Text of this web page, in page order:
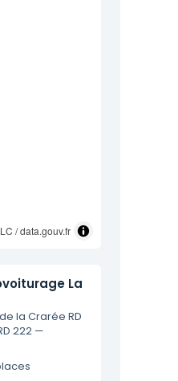
/ data.gouv.fr
La
la Crarée RD
222 —